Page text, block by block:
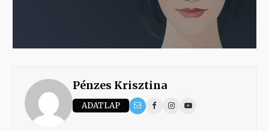
Pénzes Krisztina
ADATLAP